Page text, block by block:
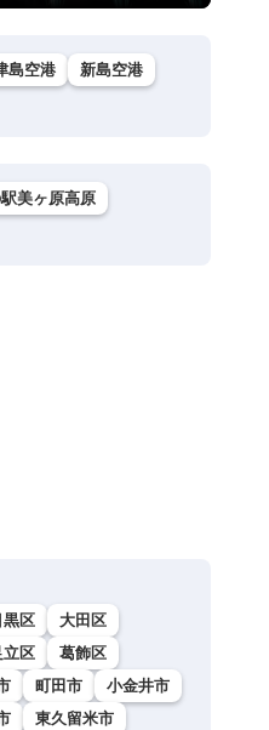
島空港
新島空港
美ヶ原高原
黒区
大田区
立区
葛飾区
町田市
小金井市
東久留米市